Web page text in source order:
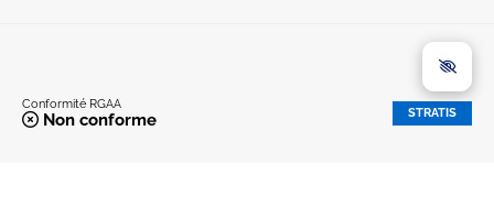
Conformité RGAA
Non conforme STRATIS